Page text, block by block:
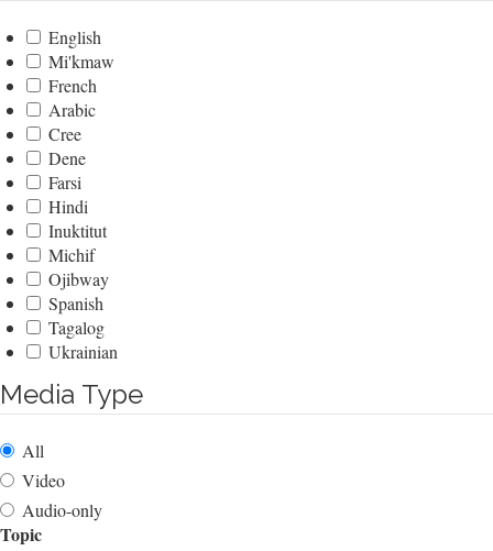
English
Mi'kmaw
French
Arabic
Cree
Dene
Farsi
Hindi
Inuktitut
Michif
Ojibway
Spanish
Tagalog
Ukrainian
Media Type
All
Video
Audio-only
Topic